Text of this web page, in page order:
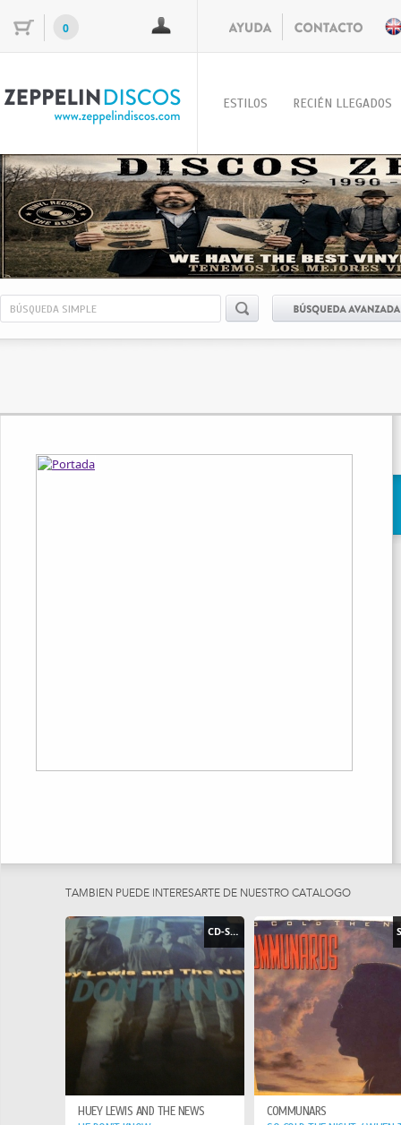
0
ESTILOS RECIÉN LLEGADOS
TAMBIEN PUEDE INTERESARTE DE NUESTRO CATÁLOGO
CD-SINGLE
HUEY LEWIS AND THE NEWS
COMMUNARS